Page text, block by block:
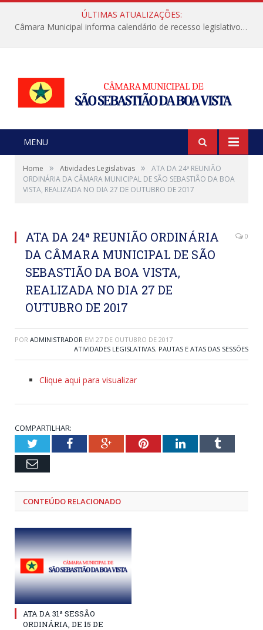
ÚLTIMAS ATUALIZAÇÕES:
Câmara Municipal informa calendário de recesso legislativo de julho
MENU
Home » Atividades Legislativas »
ATA DA 24ª REUNIÃO
ORDINÁRIA DA CÂMARA MUNICIPAL DE SÃO SEBASTIÃO DA BOA
VISTA, REALIZADA NO DIA 27 DE OUTUBRO DE 2017
ATA DA 24ª REUNIÃO ORDINÁRIA
DA CÂMARA MUNICIPAL DE SÃO
SEBASTIÃO DA BOA VISTA,
REALIZADA NO DIA 27 DE
OUTUBRO DE 2017
0
POR ADMINISTRADOR EM 27 DE OUTUBRO DE 2017
ATIVIDADES LEGISLATIVAS, PAUTAS E ATAS DAS SESSÕES
Clique aqui para visualizar
COMPARTILHAR:
TwitterFacebookGoogle+PinterestLinkedInTumblr
Email
CONTEÚDO RELACIONADO
ATA DA 31ª SESSÃO
ORDINÁRIA, DE 15 DE